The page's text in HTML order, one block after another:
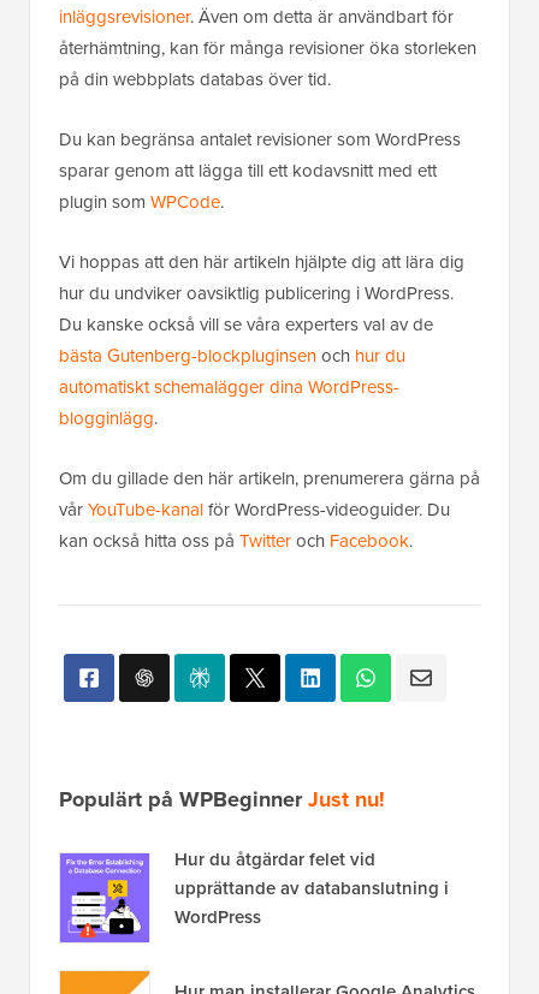
inläggsrevisioner. Även om detta är användbart för
återhämtning, kan för många revisioner öka storleken
på din webbplats databas över tid.
Du kan begränsa antalet revisioner som WordPress
sparar genom att lägga till ett kodavsnitt med ett
plugin som WPCode.
Vi hoppas att den här artikeln hjälpte dig att lära dig
hur du undviker oavsiktlig publicering i WordPress.
Du kanske också vill se våra experters val av de
bästa Gutenberg-blockpluginsenoch hur du
automatiskt schemalägger dina WordPress-
blogginlägg.
Om du gillade den här artikeln, prenumerera gärna på
vårYouTube-kanalför WordPress-videoguider. Du
kan också hitta oss på Twitteroch Facebook.
Populärt på WPBeginnerJust nu!
Hur du åtgärdar felet vid
upprättande av databanslutning i
WordPress